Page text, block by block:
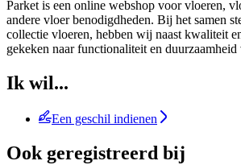
Parket is een online webshop voor vloeren,
andere vloer benodigdheden. Bij het samen
collectie vloeren, hebben wij naast kwaliteit
gekeken naar functionaliteit en duurzaamheid
Ik wil...
Een geschil indienen
Ook geregistreerd bij